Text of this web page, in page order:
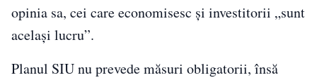
opinia sa, cei care economisesc și investitorii „sunt
același lucru”.
Planul SIU nu prevede măsuri obligatorii, însă